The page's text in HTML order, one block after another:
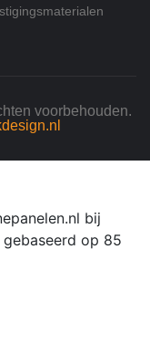
voorbehouden.
bij
op 85